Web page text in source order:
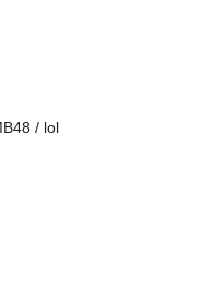
/ lol